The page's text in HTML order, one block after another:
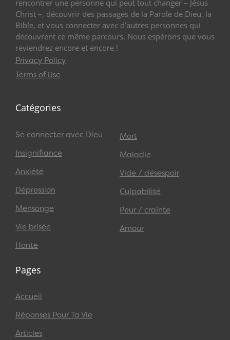
rencontrer une personne qui peut tout changer – Jésus
Christ –, découvrir des passages de la Parole de Dieu, la
Bible, et vous connecter avec d’autres personnes qui
découvrent ce même parcours. Nous espérons que vous
reviendrez encore et encore !
Privacy Policy
Terms of Use
Catégories
Se connecter avec Dieu
Insignifiance
Anxiété
Dépression
Mensonge
Vie brisée
Honte
Mort
Maladie
Vide / désespoir
Culpabilité
Peur / crainte
Amour
Pages
Accueil
Réponses Pour Ta Vie
Articles